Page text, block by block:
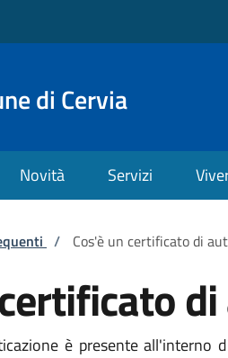
di Cervia
Novità Servizi
pane
/ Cos'è un certificato di
è presente all'interno